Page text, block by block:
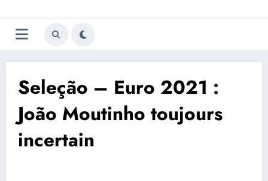
au
contenu
Trivela
L'actualité du football
Seleção – Euro 2021 :
João Moutinho toujours
incertain